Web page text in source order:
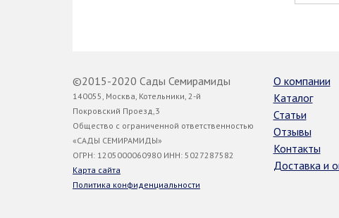
©2015-2020 Сады Семирамиды
140055, Москва, Котельники, 2-й
Покровский Проезд,3
Общество с ограниченной ответственностью
«САДЫ СЕМИРАМИДЫ»
ОГРН: 1205000060980 ИНН: 5027287582
Карта сайта
Политика конфиденциальности
О компании
Каталог
Статьи
Отзывы
Контакты
Доставка и